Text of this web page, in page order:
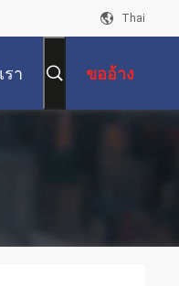
Thai
รา ขออ้าง